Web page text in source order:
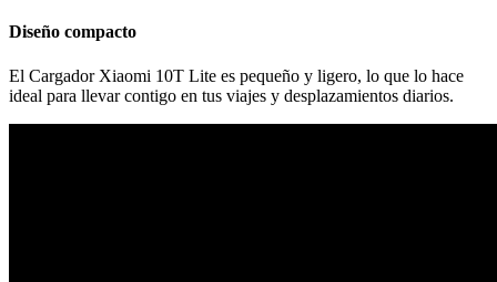
Diseño compacto
El Cargador Xiaomi 10T Lite es pequeño y ligero, lo que lo hace
ideal para llevar contigo en tus viajes y desplazamientos diarios.